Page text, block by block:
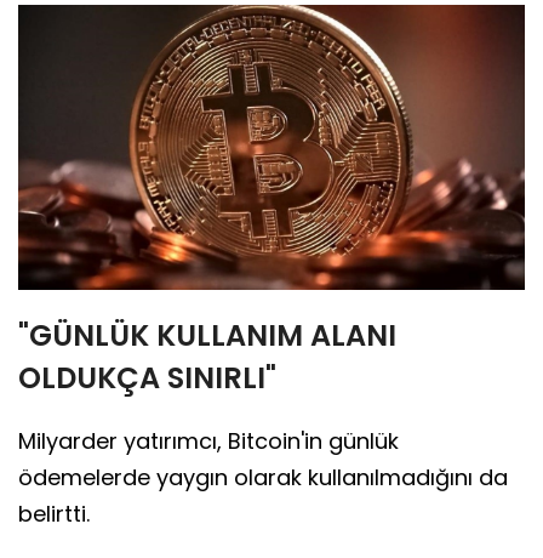
"GÜNLÜK KULLANIM ALANI
OLDUKÇA SINIRLI"
Milyarder yatırımcı, Bitcoin'in günlük
ödemelerde yaygın olarak kullanılmadığını da
belirtti.